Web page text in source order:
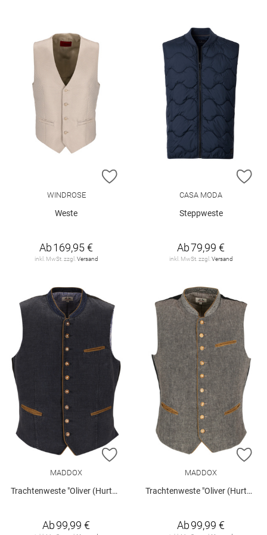
ZUR WUNSCHLISTE HINZUFÜGEN
WINDROSE
Weste
Ab169,95 €
inkl. MwSt. zzgl. Versand
CASA MODA
Steppweste
Ab79,99 €
inkl. MwSt. zzgl. Versand
ZUR WUNSCHLISTE HINZUFÜGEN
MADDOX
Trachtenweste "Oliver (Hurth)"
Ab99,99 €
MADDOX
Trachtenweste "Oliver (Hurth)"
Ab99,99 €